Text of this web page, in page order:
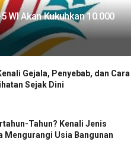
WI Akan Kukuhkan 10.000
Gejala, Penyebab, dan Cara
Sejak Dini
Tahun? Kenali Jenis
Mengurangi Usia Bangunan